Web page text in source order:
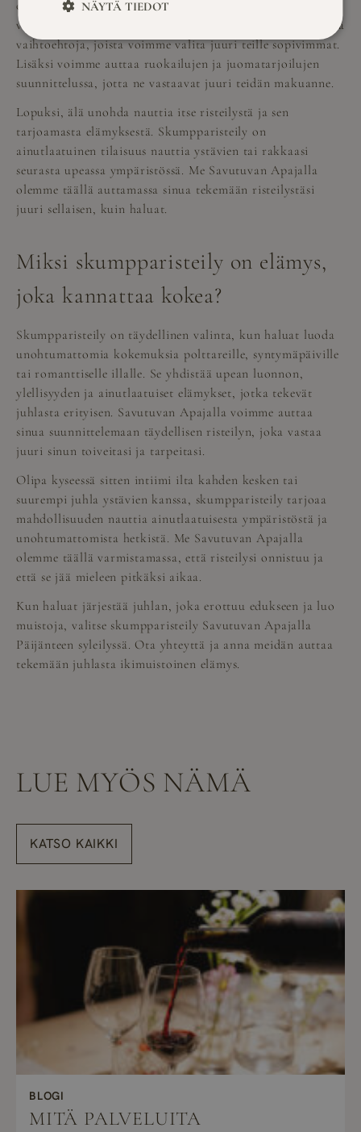
onko tarkoitus nauttia rauhallisesta illasta vai järjestää
vauhdikkaita ohjelmanumeroita? Meillä on laaja valikoima
vaihtoehtoja, joista voimme valita juuri teille sopivimmat.
Lisäksi voimme auttaa ruokailujen ja juomatarjoilujen
suunnittelussa, jotta ne vastaavat juuri teidän makuanne.
Lopuksi, älä unohda nauttia itse risteilystä ja sen
tarjoamasta elämyksestä. Skumpparisteily on
ainutlaatuinen tilaisuus nauttia ystävien tai rakkaasi
seurasta upeassa ympäristössä. Me Savutuvan Apajalla
olemme täällä auttamassa sinua tekemään risteilystäsi
juuri sellaisen, kuin haluat.
Miksi skumpparisteily on elämys,
joka kannattaa kokea?
Skumpparisteily on täydellinen valinta, kun haluat luoda
unohtumattomia kokemuksia polttareille, syntymäpäiville
tai romanttiselle illalle. Se yhdistää upean luonnon,
ylellisyyden ja ainutlaatuiset elämykset, jotka tekevät
juhlasta erityisen. Savutuvan Apajalla voimme auttaa
sinua suunnittelemaan täydellisen risteilyn, joka vastaa
juuri sinun toiveitasi ja tarpeitasi.
Olipa kyseessä sitten intiimi ilta kahden kesken tai
suurempi juhla ystävien kanssa, skumpparisteily tarjoaa
mahdollisuuden nauttia ainutlaatuisesta ympäristöstä ja
unohtumattomista hetkistä. Me Savutuvan Apajalla
olemme täällä varmistamassa, että risteilysi onnistuu ja
että se jää mieleen pitkäksi aikaa.
Kun haluat järjestää juhlan, joka erottuu edukseen ja luo
muistoja, valitse skumpparisteily Savutuvan Apajalla
Päijänteen syleilyssä. Ota yhteyttä ja anna meidän auttaa
tekemään juhlasta ikimuistoinen elämys.
LUE MYÖS NÄMÄ
KATSO KAIKKI
BLOGI
MITÄ PALVELUITA
NÄYTÄ TIEDOT